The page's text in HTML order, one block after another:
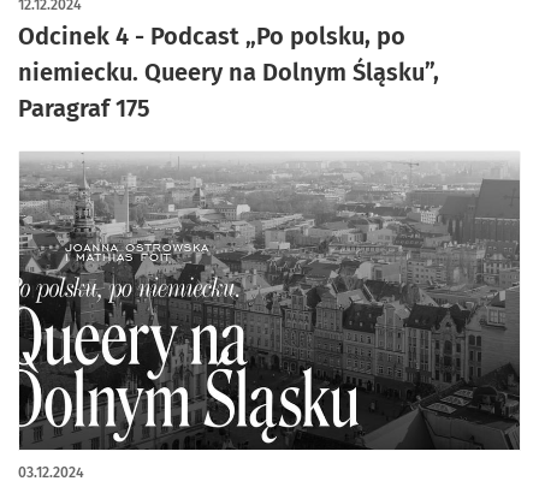
Odcinek 4 - Podcast „Po polsku, po
niemiecku. Queery na Dolnym Śląsku”,
Paragraf 175
12.12.2024
03.12.2024